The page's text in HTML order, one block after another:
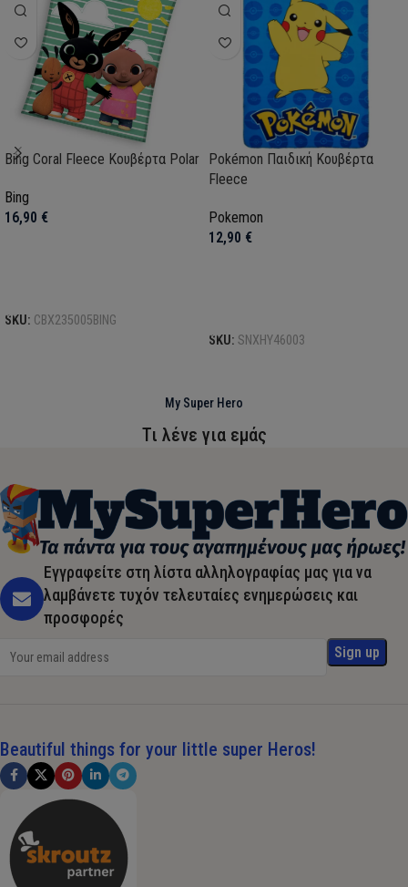
Bing Coral Fleece Κουβέρτα Polar
Bing
16,90 €
SKU: CBX235005BING
Pokémon Παιδική Κουβέρτα
Fleece
Pokemon
12,90 €
SKU: SNXHY46003
My Super Hero
Τι λένε για εμάς
Εγγραφείτε στη λίστα αλληλογραφίας μας για να
λαμβάνετε τυχόν τελευταίες ενημερώσεις και
προσφορές
Beautiful things for your little super Heros!